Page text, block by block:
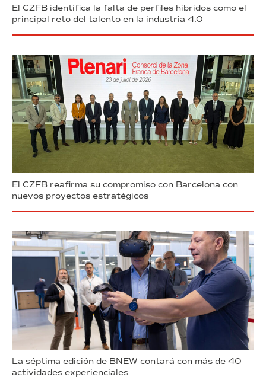
El CZFB identifica la falta de perfiles híbridos como el
principal reto del talento en la industria 4.0
El CZFB reafirma su compromiso con Barcelona con
nuevos proyectos estratégicos
La séptima edición de BNEW contará con más de 40
actividades experienciales